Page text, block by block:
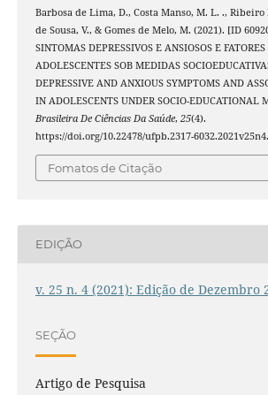
Barbosa de Lima, D., Costa Manso, M. L. .,
de Sousa, V., & Gomes de Melo, M. (2021). [ID
SINTOMAS DEPRESSIVOS E ANSIOSOS E
ADOLESCENTES SOB MEDIDAS
DEPRESSIVE AND ANXIOUS SYMPTOMS AND
IN ADOLESCENTS UNDER SOCIO-EDUCATIONAL
Brasileira De Ciências Da Saúde, 25(4).
https://doi.org/10.22478/ufpb.2317-
Fomatos de Citação
EDIÇÃO
v. 25 n. 4 (2021): Edição de Dezembro
SEÇÃO
Artigo de Pesquisa